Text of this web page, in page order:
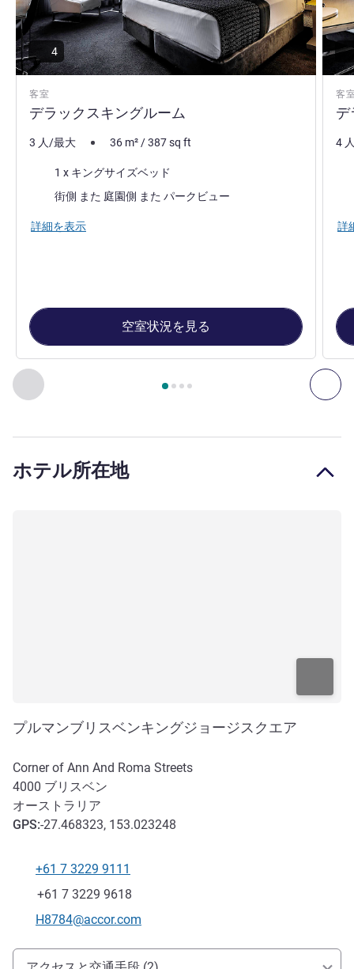
Nic O'Donnell ホテル経営
前に戻る - 客室 次
4ページ中 , 客室 1 : デラックスキングルーム , 客
客室
デラックスキングルーム
4
3 人/最大 36 m²/387sq ft
1 x キングサイズベッド
ビュー:
街側 また 庭園側 また パークビュー
詳細を表示
空室状況を見る
客
デ
4
詳
ホテル所在地
プルマンブリスベンキングジョージスクエア
Corner of Ann And Roma Streets
4000 ブリスベン
オーストラリア
GPS:-27.468323, 153.023248
電話番号
+61 7 3229 9111
ファックス
+61 7 3229 9618
Eメール
H8784@accor.com
アクセスと交通機関